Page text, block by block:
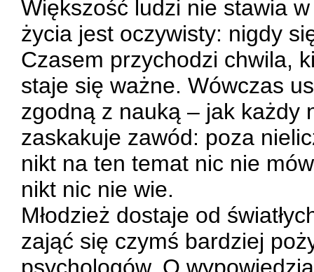
Większość ludzi nie stawia
życia jest oczywisty: nigdy
Czasem przychodzi chwila,
staje się ważne. Wówczas
zgodną z nauką – jak każdy
zaskakuje zawód: poza
nikt na ten temat nic nie
nikt nic nie wie.
Młodzież dostaje od
zająć się czymś bardziej